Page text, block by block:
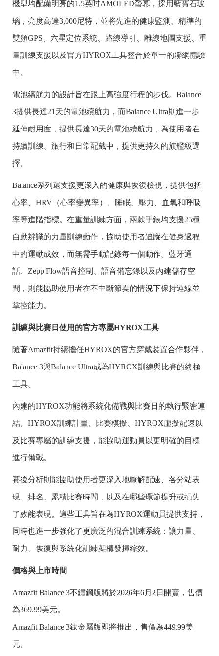
機型均配備明亮的1.5英吋AMOLED螢幕，採用藍寶石玻
璃，亮度高達3,000尼特，並將先進的健康監測、精準的
雙頻GPS、六星定位系統、路線導引、離線地圖支援、重
量訓練支援以及官方HYROX工具整合於單一的聯網體驗
中。
電池續航力的設計旨在跟上高強度行程的步伐。Balance
3提供長達21天的電池續航力，而Balance Ultra則進一步
延伸耐用度，提供長達30天的電池續航力，為使用者在
持續訓練、旅行和日常配戴中，提供更持久的旗艦級選
擇。
Balance系列還支援更深入的健康與恢復檢視，提供包括
心率、HRV（心率變異率）、睡眠、壓力、血氧和呼吸
率等進階指標。在重量訓練方面，兩款手錶均支援25種
自動辨識的力量訓練動作，協助使用者追蹤在健身過程
中的運動成效，而無需手動記錄每一個動作。藍牙通
話、Zepp Flow語音控制、語音備忘錄以及內建儲存空
間，則能協助使用者在不中斷節奏的情況下保持連線並
掌控能力。
訓練與比賽日使用的官方專屬HYROX工具
隨著Amazfit持續擔任HYROX的官方穿戴裝置合作夥伴，
Balance 3與Balance Ultra成為HYROX訓練與比賽的終極
工具。
內建的HYROX功能將系統化備戰與比賽日的執行緊密連
結。HYROX訓練計畫、比賽模擬、HYROX虛擬配速以
及比賽專屬的訓練支援，能協助運動員以更明確的目標
進行備戰。
賽後分析則能協助使用者更深入地瞭解配速、各分站表
現、排名、累積比賽時間，以及在哪些環節提升或損失
了效能表現。這些工具旨在為HYROX運動員提供支持，
同時也進一步強化了更廣泛的混合訓練系統：讓力量、
耐力、恢復與系統化訓練架構發揮綜效。
價格與上市時間
Amazfit Balance 3不鏽鋼版將於2026年6月2日開賣，售價
為369.99美元。
Amazfit Balance 3鈦金屬版即將推出，售價為449.99美
元。